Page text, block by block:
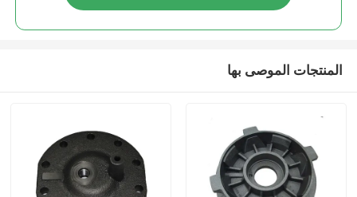
المنتجات الموصى بها